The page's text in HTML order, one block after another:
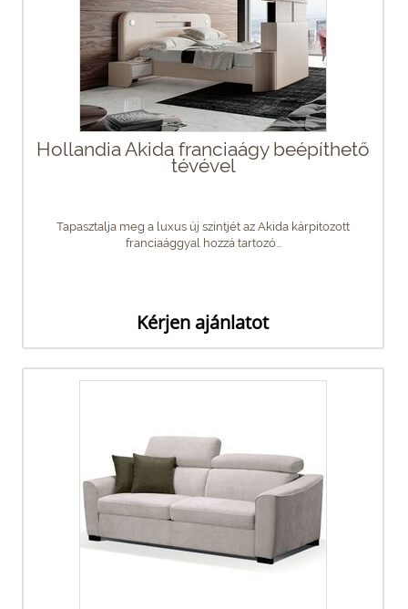
Hollandia Akida franciaágy beépíthető
tévével
Tapasztalja meg a luxus új szintjét az Akida kárpitozott
franciaággyal hozzá tartozó...
Kérjen ajánlatot